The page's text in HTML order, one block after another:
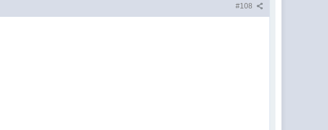
#108